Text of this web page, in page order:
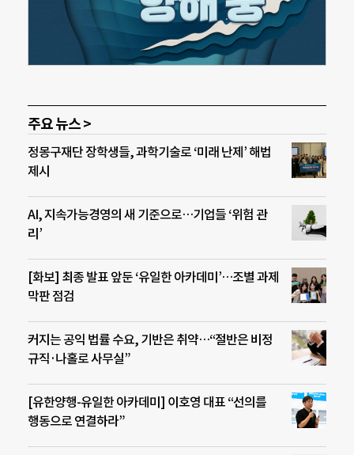
주요 뉴스 >
정몽구재단 장학생들, 과학기술로 ‘미래 난제’ 해법
제시
AI, 지속가능경영의 새 기준으로…기업들 ‘위험 관
리’
[화보] 최종 발표 앞둔 ‘유일한 아카데미’…조별 과제
막판 점검
커지는 공익 법률 수요, 기반은 취약…“절반은 비정
규직·나홀로 사무실”
[유한양행-유일한 아카데미] 이호영 대표 “선의를
행동으로 연결하라”